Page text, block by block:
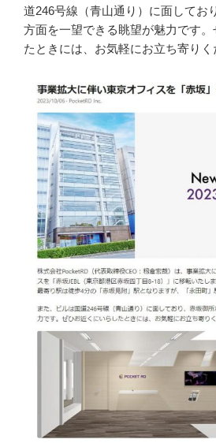
道246号線（青山通り）に面してお
方面を一望できる眺望が魅力です
たときには、お気軽にお立ち寄りく